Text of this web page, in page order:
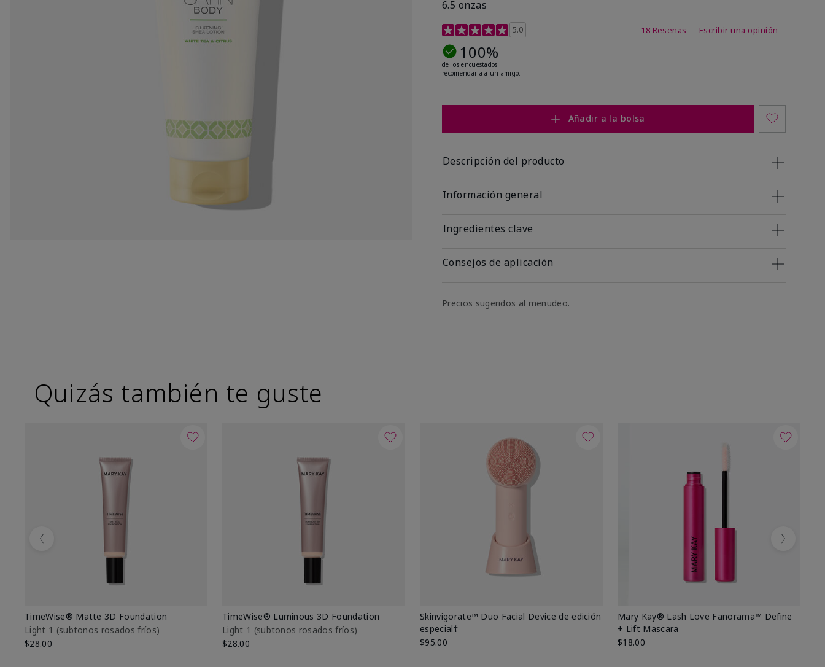
6.5 onzas
Calificación de clientes de 3,3 de 5
5.0 18 Reseñas Escribir una opinión
100%
de los encuestados
recomendaría a un amigo.
Añadir a la bolsa
Descripción del producto
Información general
Ingredientes clave
Consejos de aplicación
Precios sugeridos al menudeo.
Quizás también te guste
TimeWise® Matte 3D Foundation
Light 1​ (subtonos rosados fríos)
$28.00
TimeWise® Luminous 3D Foundation
Light 1​ (subtonos rosados fríos)
$28.00
Skinvigorate™ Duo Facial Device de edición
especial†
$95.00
Mary Kay® Lash Love Fanorama™ Define
+ Lift Mascara
$18.00
Previous Next